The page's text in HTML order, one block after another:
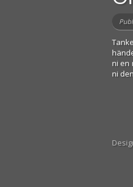
ni en
ni